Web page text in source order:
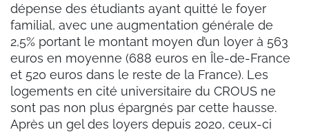
dépense des étudiants ayant quitté le foyer
familial, avec une augmentation générale de
2,5% portant le montant moyen d’un loyer à 563
euros en moyenne (688 euros en Île-de-France
et 520 euros dans le reste de la France). Les
logements en cité universitaire du CROUS ne
sont pas non plus épargnés par cette hausse.
Après un gel des loyers depuis 2020, ceux-ci